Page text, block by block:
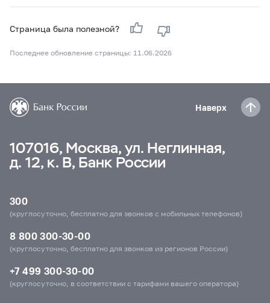
Страница была полезной?
Последнее обновление страницы: 11.06.2026
Наверх
107016, Москва, ул. Неглинная,
д. 12, к. В, Банк России
300
(круглосуточно, бесплатно для звонков с мобильных телефонов)
8 800 300-30-00
(круглосуточно, бесплатно для звонков из регионов России)
+7 499 300-30-00
(круглосуточно, в соответствии с тарифами вашего оператора)